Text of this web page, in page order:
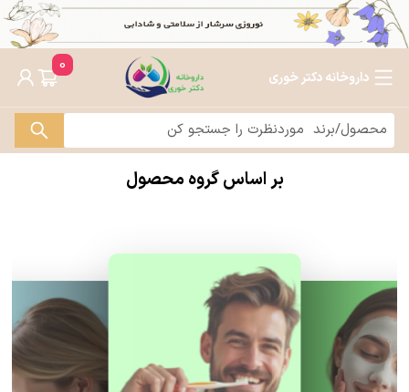
داروخانه دکتر خوری
0
بر اساس گروه محصول